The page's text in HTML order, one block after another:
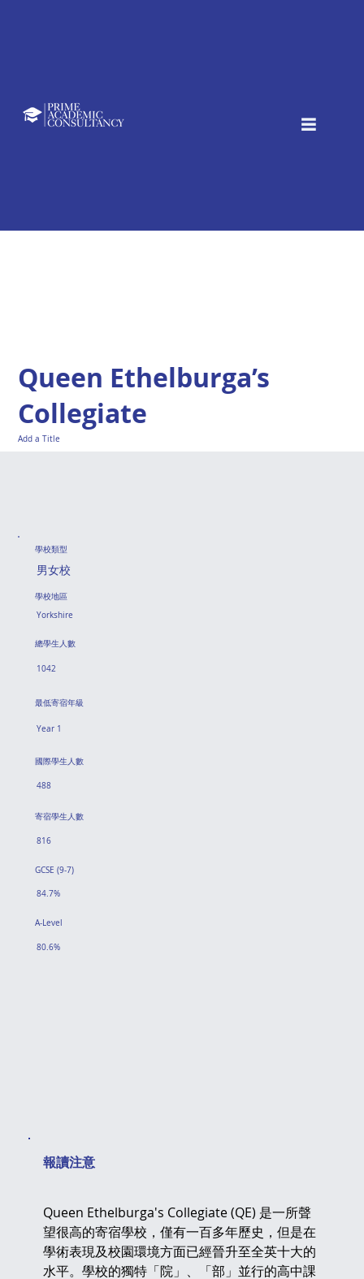
Queen Ethelburga’s
Collegiate
Add a Title
學校類型
男女校
學校地區
Yorkshire
總學生人數
1042
最低寄宿年級
Year 1
國際學生人數
488
寄宿學生人數
816
GCSE (9-7)
84.7%
A-Level
80.6%
​報讀注意
Queen Ethelburga's Collegiate (QE) 是一所聲
望很高的寄宿學校，僅有一百多年歷史，但是在
學術表現及校園環境方面已經晉升至全英十大的
水平。學校的獨特「院」、「部」並行的高中課